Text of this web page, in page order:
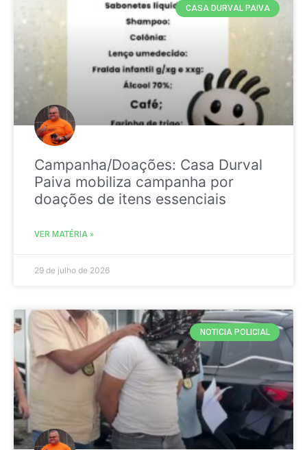
CASA DURVAL PAIVA
Campanha/Doações: Casa Durval
Paiva mobiliza campanha por
doações de itens essenciais
VER MATÉRIA »
29 de julho de 2026
NOTICIA POLICIAL